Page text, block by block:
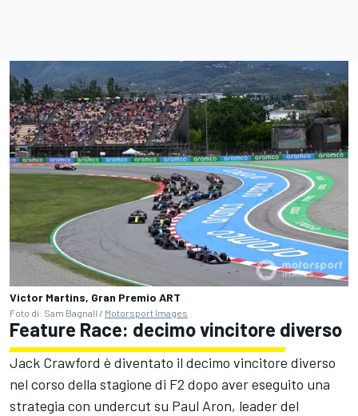
Victor Martins, Gran Premio ART
Foto di: Sam Bagnall / Motorsport Images
Feature Race: decimo vincitore diverso
Jack Crawford è diventato il decimo vincitore diverso
nel corso della stagione di F2 dopo aver eseguito una
strategia con undercut su Paul Aron, leader del